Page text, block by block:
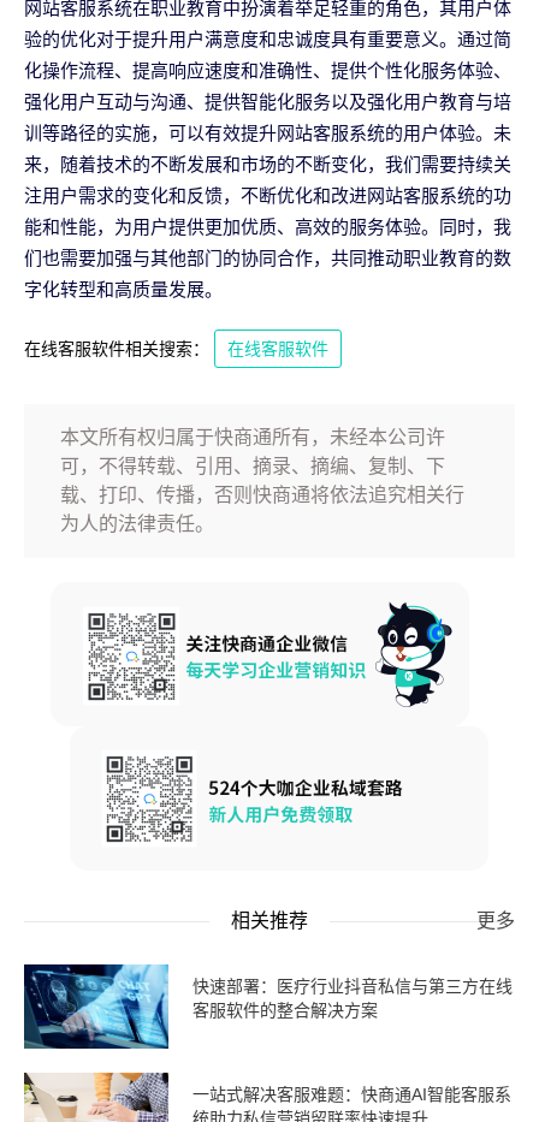
网站客服系统在职业教育中扮演着举足轻重的角色，其用户体
验的优化对于提升用户满意度和忠诚度具有重要意义。通过简
化操作流程、提高响应速度和准确性、提供个性化服务体验、
强化用户互动与沟通、提供智能化服务以及强化用户教育与培
训等路径的实施，可以有效提升网站客服系统的用户体验。未
来，随着技术的不断发展和市场的不断变化，我们需要持续关
注用户需求的变化和反馈，不断优化和改进网站客服系统的功
能和性能，为用户提供更加优质、高效的服务体验。同时，我
们也需要加强与其他部门的协同合作，共同推动职业教育的数
字化转型和高质量发展。
在线客服软件相关搜索： 在线客服软件
本文所有权归属于快商通所有，未经本公司许
可，不得转载、引用、摘录、摘编、复制、下
载、打印、传播，否则快商通将依法追究相关行
为人的法律责任。
相关推荐 更多
快速部署：医疗行业抖音私信与第三方在线
客服软件的整合解决方案
一站式解决客服难题：快商通AI智能客服系